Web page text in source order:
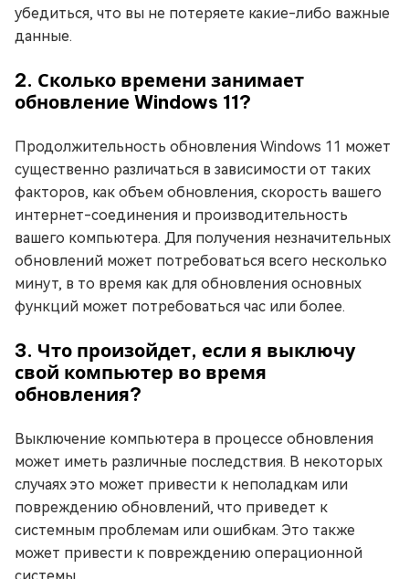
убедиться, что вы не потеряете какие-либо важные
данные.
2. Сколько времени занимает
обновление Windows 11?
Продолжительность обновления Windows 11 может
существенно различаться в зависимости от таких
факторов, как объем обновления, скорость вашего
интернет-соединения и производительность
вашего компьютера. Для получения незначительных
обновлений может потребоваться всего несколько
минут, в то время как для обновления основных
функций может потребоваться час или более.
3. Что произойдет, если я выключу
свой компьютер во время
обновления?
Выключение компьютера в процессе обновления
может иметь различные последствия. В некоторых
случаях это может привести к неполадкам или
повреждению обновлений, что приведет к
системным проблемам или ошибкам. Это также
может привести к повреждению операционной